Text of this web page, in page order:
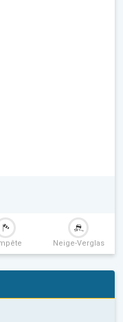
Neige-Verglas